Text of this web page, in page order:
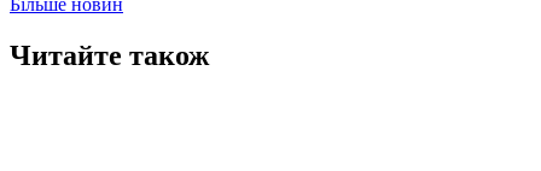
Більше новин
Читайте також